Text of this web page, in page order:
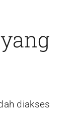
diakses